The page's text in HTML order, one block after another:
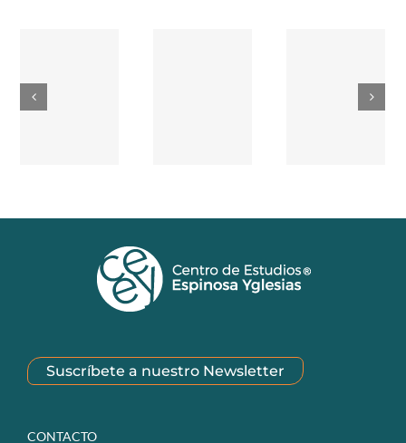
Suscríbete a nuestro Newsletter
CONTACTO